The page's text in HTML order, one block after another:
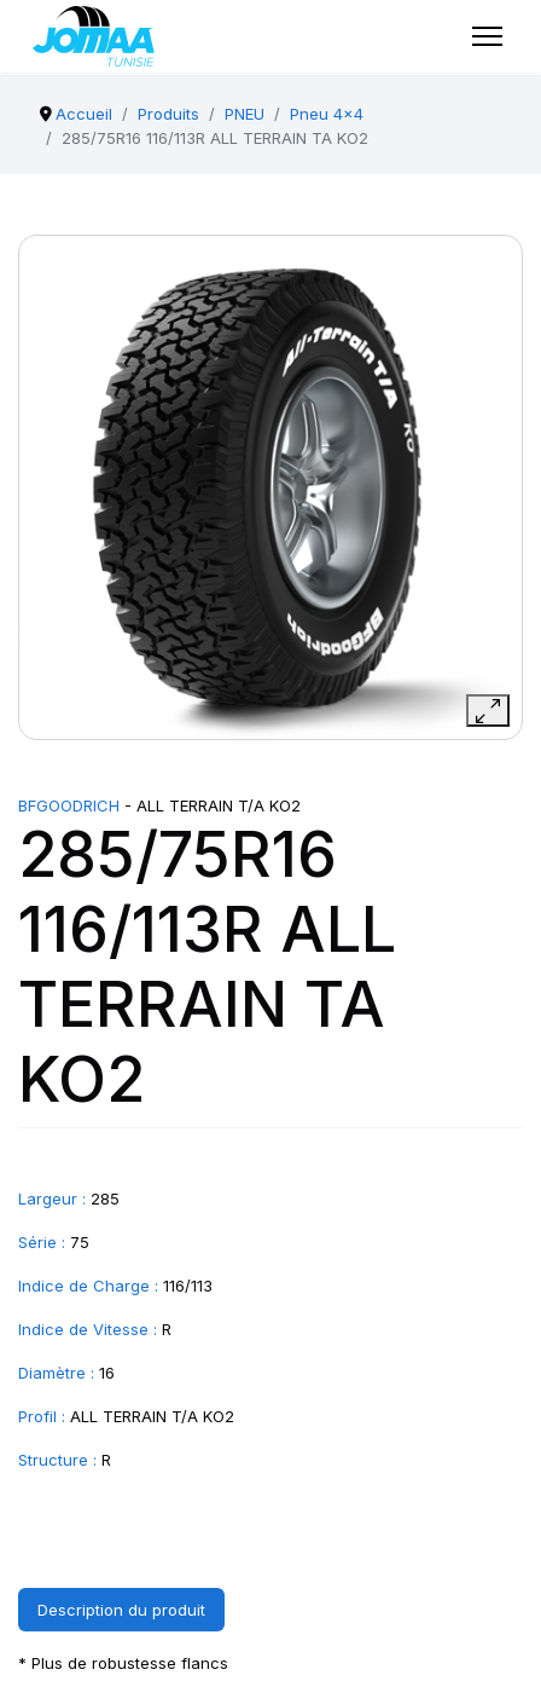
Accueil Produits PNEU
Pneu 4x4
285/75R16 116/113R ALL TERRAIN TA KO2
BFGOODRICH - ALL TERRAIN T/A KO2
285/75R16
116/113R ALL
TERRAIN TA
KO2
Largeur : 285
Série : 75
Indice de Charge : 116/113
Indice de Vitesse : R
Diamètre : 16
Profil : ALL TERRAIN T/A KO2
Structure : R
Description du produit
* Plus de robustesse flancs